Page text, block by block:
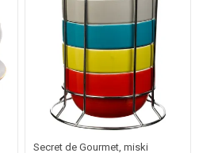
Secret de Gourmet, miski